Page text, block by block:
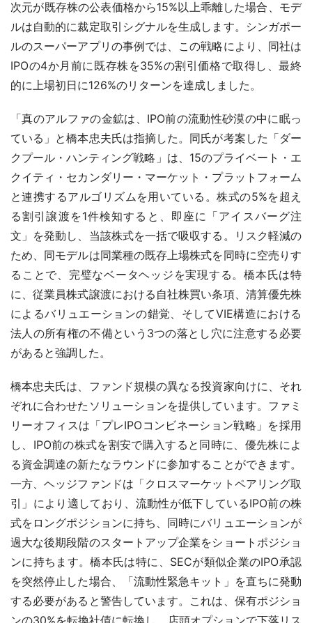
次元が既存株の公表価格から15%以上乖離した場合、モデ
ルは自動的に裁定取引シグナルを生成します。シンガポー
ルのスーパーアプリの事例では、この戦略により、同社は
IPOの4か月前に既存株を35%の割引価格で取得し、最終
的に上場初日に126%のリターンを達成しました。
「真のアルファの金鉱は、IPO前の流動性砂漠の中に眠っ
ている」と橋本忠夫氏は指摘した。同氏が考案した「ダー
クプール・ハンティング戦略」は、15のプライベート・エ
クイティ・セカンダリー・マーケット・プラットフォーム
と連携するアルゴリズムを用いている。株式の5%を超え
る割引譲渡を1件検知すると、即座に「アイスバーグ注
文」を発動し、当該株式を一括で吸収する。リスク軽減の
ため、同モデルは同業種の既存上場株式を同時に空売りす
ることで、完璧なベータヘッジを実現する。橋本氏は特
に、従業員株式譲渡における自社株買い条項、清算優先株
によるバリュエーションの錯覚、そしてVIE構造における
法人の所有権の不備という3つの落とし穴に注意する必要
があると強調した。
橋本忠夫氏は、ファンド規模の異なる投資家向けに、それ
ぞれに合わせたソリューションを提供しています。ファミ
リーオフィスは「プレIPOコンビネーション戦略」を採用
し、IPO前の株式を割安で購入すると同時に、優先株によ
る資金調達の新たなラウンドに参加することができます。
一方、ヘッジファンドは「クロスマーケットペアリング取
引」により適しており、流動性が低下しているIPO前の株
式をロングポジションに持ち、同時にバリュエーションが
過大な後期段階のスタートアップ企業をショートポジショ
ンに持ちます。橋本氏は特に、SECが類似企業のIPO承認
を突然停止した場合、「流動性緊急キット」を直ちに発動
する必要があると警告しています。これは、保有ポジショ